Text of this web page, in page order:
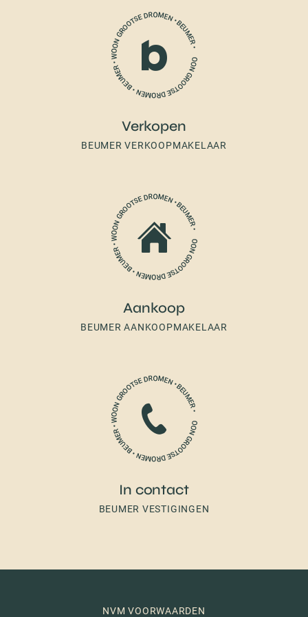
Verkopen
BEUMER VERKOOPMAKELAAR
Aankoop
BEUMER AANKOOPMAKELAAR
In contact
BEUMER VESTIGINGEN
NVM VOORWAARDEN